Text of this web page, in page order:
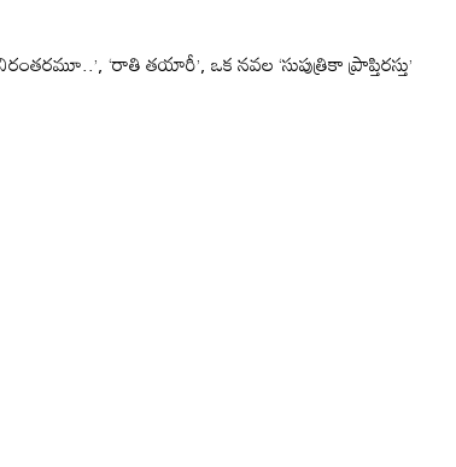
‘రాతి తయారీ’, ఒక నవల ‘సుపుత్రికా ప్రాప్తిరస్తు’